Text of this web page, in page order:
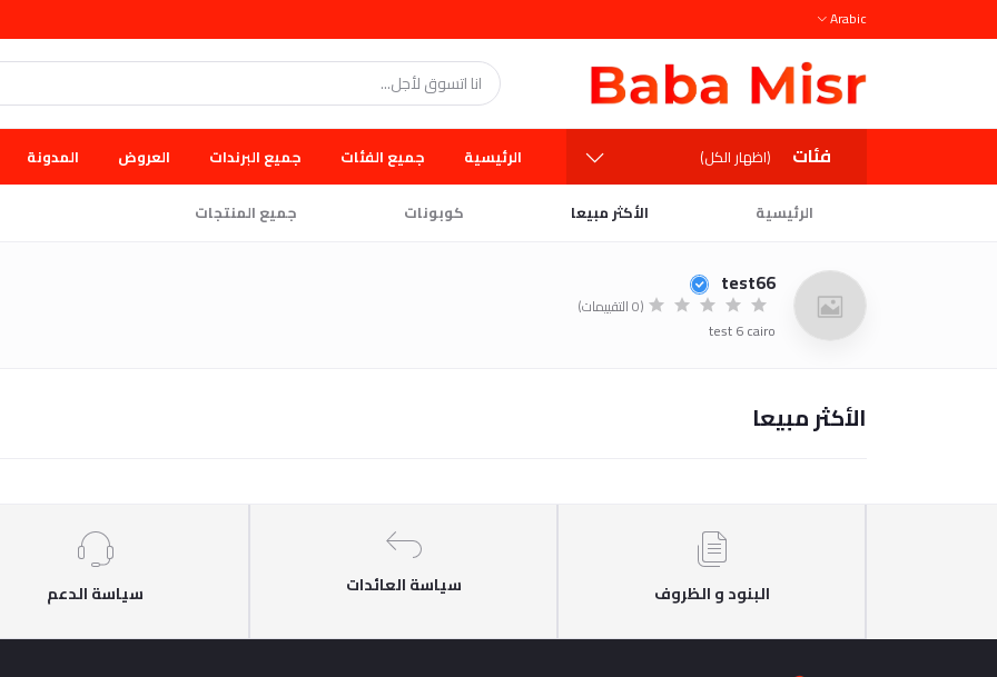
Arabic
فئات (اظهار الكل) الرئيسية جميع الفئات جميع البرندات العروض المدونة
الرئيسية الأكثر مبيعا كوبونات جميع المنتجات
test66
(0 التقييمات)
test 6 cairo
الأكثر مبيعا
البنود و الظروف سياسة العائدات سياسة الدعم